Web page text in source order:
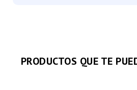
PRODUCTOS QUE TE